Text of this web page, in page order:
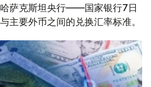
萨克斯坦央行——国家银行7日
主要外币之间的兑换汇率标准。